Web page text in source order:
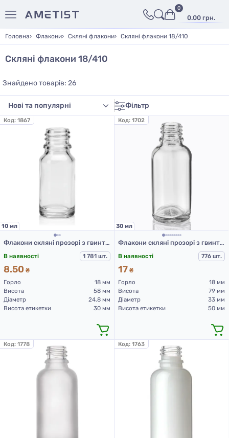
0.00 грн.
0
Головна Флакони Скляні флакони Скляні флакони 18/410
Скляні флакони 18/410
Знайдено товарів: 26
Фільтр
Код: 1867
10 мл
Флакони скляні прозорі з гвинтовою горловиною 10 мл, DIN18, для Л-З (скляні флакони 10 мл)
В наявності 1 781 шт.
8.50 ₴
Горло
18 мм
Висота
58 мм
Діаметр
24.8 мм
Висота етикетки
30 мм
Код: 1702
30 мл
Флакони скляні прозорі з гвинтовою горловиною 30 мл, DIN 18, для Л-З (скляний флакон 30 мл)
В наявності 776 шт.
17 ₴
Горло
18 мм
Висота
79 мм
Діаметр
33 мм
Висота етикетки
50 мм
Код: 1778 Код: 1763